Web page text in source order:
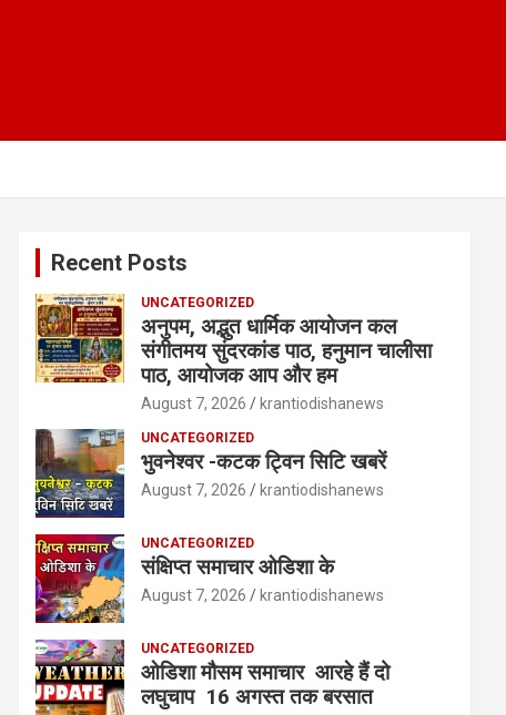
Recent Posts
UNCATEGORIZED
अनुपम, अद्भुत धार्मिक आयोजन कल
संगीतमय सुंदरकांड पाठ, हनुमान चालीसा
पाठ, आयोजक आप और हम
August 7, 2026 krantiodishanews
UNCATEGORIZED
भुवनेश्वर -कटक ट्विन सिटि खबरें
August 7, 2026 krantiodishanews
UNCATEGORIZED
संक्षिप्त समाचार ओडिशा के
August 7, 2026 krantiodishanews
UNCATEGORIZED
ओडिशा मौसम समाचार आरहे हैं दो
लघुचाप 16 अगस्त तक बरसात